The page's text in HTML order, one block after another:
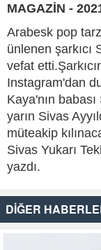
MAGAZİN -
Arabesk pop
ünlenen şarkıcı
vefat
Instagram'dan
Kaya'nın
yarın Sivas
müteakip
Sivas Yukarı
yazdı.
DİĞER